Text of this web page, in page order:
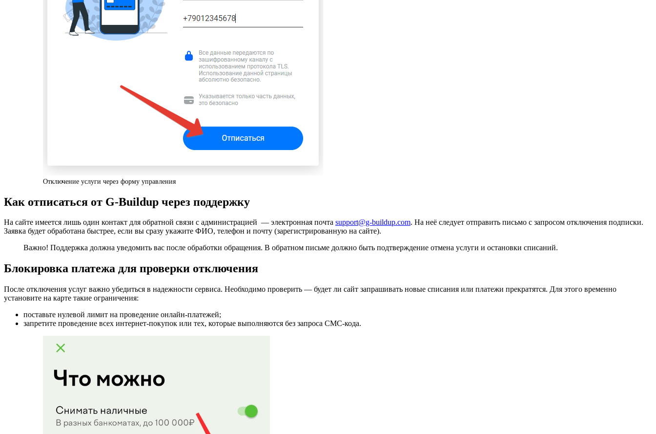
Отключение услуги через форму управления
Как отписаться от G-Buildup через поддержку
На сайте имеется лишь один контакт для обратной связи с администрацией — электронная почта support@g-buildup.com. На неё следует отправить письмо с запросом отключения подписки.
Заявка будет обработана быстрее, если вы сразу укажите ФИО, телефон и почту (зарегистрированную на сайте).
Важно! Поддержка должна уведомить вас после обработки обращения. В обратном письме должно быть подтверждение отмена услуги и остановки списаний.
Блокировка платежа для проверки отключения
После отключения услуг важно убедиться в надежности сервиса. Необходимо проверить — будет ли сайт запрашивать новые списания или платежи прекратятся. Для этого временно
установите на карте такие ограничения:
поставьте нулевой лимит на проведение онлайн-платежей;
запретите проведение всех интернет-покупок или тех, которые выполняются без запроса СМС-кода.